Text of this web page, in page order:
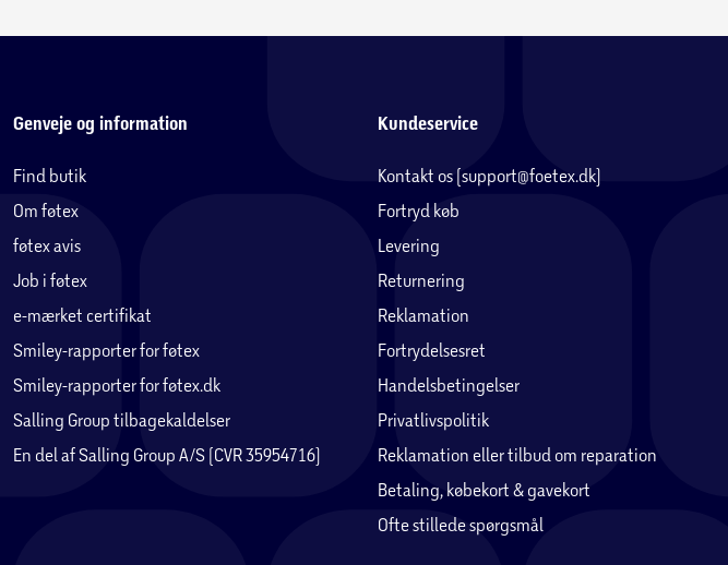
Genveje og information
Find butik
Om føtex
føtex avis
Job i føtex
e-mærket certifikat
Smiley-rapporter for føtex
Smiley-rapporter for føtex.dk
Salling Group tilbagekaldelser
En del af Salling Group A/S (CVR 35954716)
Kundeservice
Kontakt os (support@foetex.dk)
Fortryd køb
Levering
Returnering
Reklamation
Fortrydelsesret
Handelsbetingelser
Privatlivspolitik
Reklamation eller tilbud om reparation
Betaling, købekort & gavekort
Ofte stillede spørgsmål